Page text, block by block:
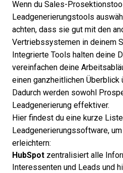
Wenn du Sales-
Leadgenerierungstools
achten, dass sie gut mit den
Vertriebssystemen in deinem
Integrierte Tools halten deine
vereinfachen deine
einen ganzheitlichen Überblick
Dadurch werden sowohl
Leadgenerierung effektiver.
Hier findest du eine kurze
Leadgenerierungssoftware,
erleichtern:
HubSpot zentralisiert alle
Interessenten und Leads und